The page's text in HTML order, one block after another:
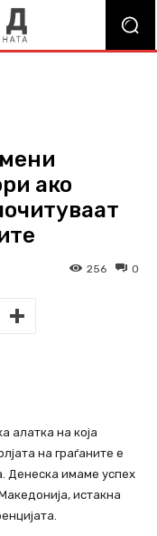
ако
0
256
алатка на која
на граѓаните е
Денеска имаме успех
истакна